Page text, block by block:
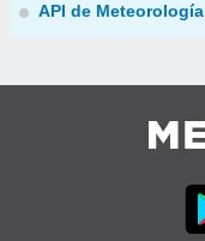
API de Meteorología